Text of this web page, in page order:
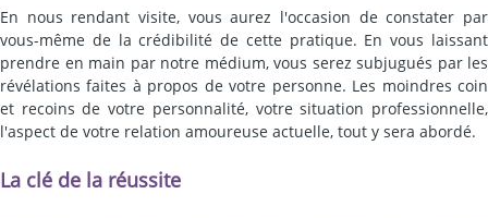
En nous rendant visite, vous aurez l'occasion de constater par
vous-même de la crédibilité de cette pratique. En vous laissant
prendre en main par notre médium, vous serez subjugués par les
révélations faites à propos de votre personne. Les moindres coin
et recoins de votre personnalité, votre situation professionnelle,
l'aspect de votre relation amoureuse actuelle, tout y sera abordé.
La clé de la réussite